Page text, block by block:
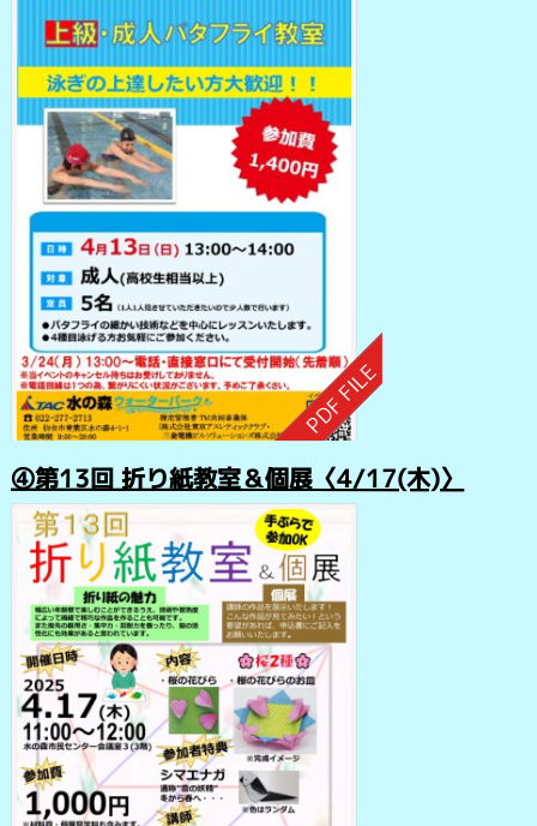
④第13回 折り紙教室＆個展〈4/17(木)〉